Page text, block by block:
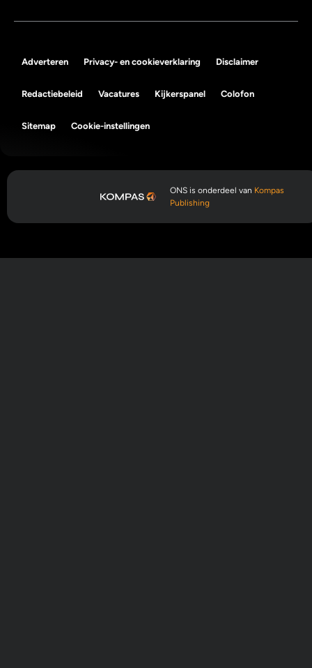
Adverteren Privacy- en cookieverklaring Disclaimer
Redactiebeleid Vacatures Kijkerspanel Colofon
Sitemap Cookie-instellingen
ONS is onderdeel van Kompas
Publishing